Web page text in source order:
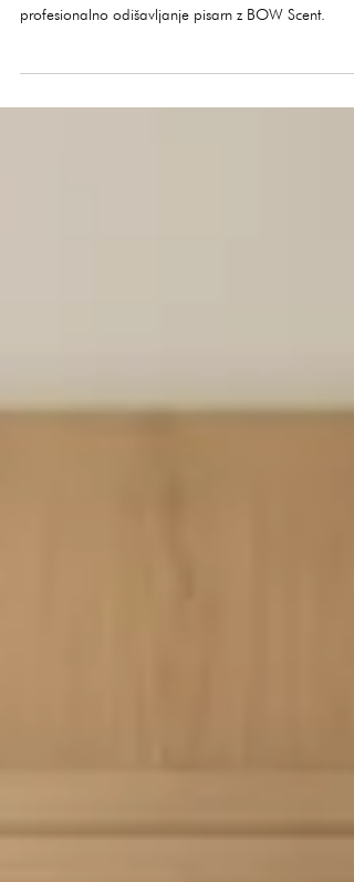
zaposlenih z BOW Scent
prijetnejše delovno okolje in odličen prvi vtis.